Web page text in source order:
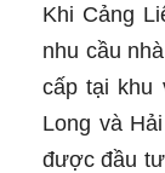
Khi Cảng
nhu cầu
cấp tại khu
Long và
được đầu